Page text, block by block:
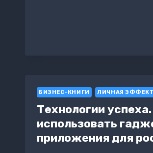
ЛИМА.
САММАРИ
БИЗНЕС-КНИГИ ЛИЧНАЯ
Технологии
использовать
приложения для